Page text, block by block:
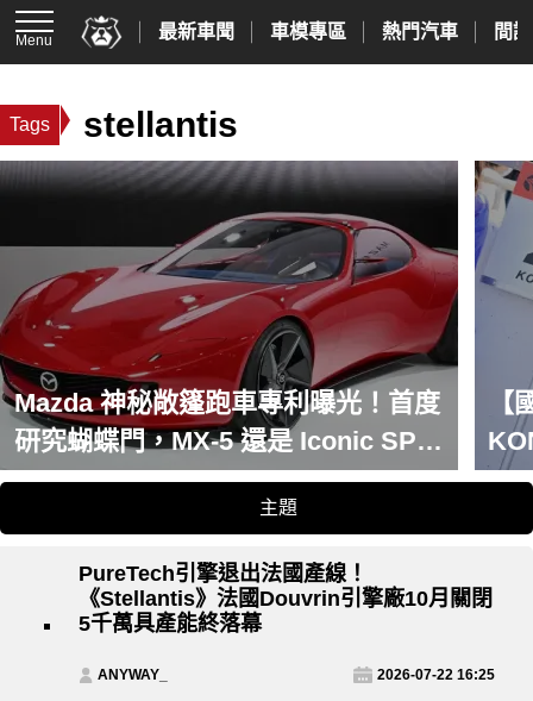
Menu 最新車聞 車模專區 熱門汽車 間
Tags stellantis
Mazda 神秘敞篷跑車專利曝光！首度
研究蝴蝶門，MX-5 還是 Iconic SP
引發熱議
主題
PureTech引擎退出法國產線！
《Stellantis》法國Douvrin引擎廠10月關閉
5千萬具產能終落幕
ANYWAY_ 2026-07-22 16:25